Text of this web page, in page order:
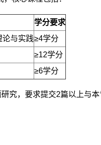
学分要求
论与实践≥4学分
≥12学分
≥6学分
究，要求提交2篇以上与本